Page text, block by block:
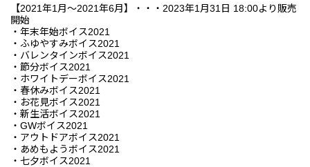
【2021年1月～2021年6月】・・・2023年1月31日 18:00より販売
開始
・年末年始ボイス2021
・ふゆやすみボイス2021
・バレンタインボイス2021
・節分ボイス2021
・ホワイトデーボイス2021
・春休みボイス2021
・お花見ボイス2021
・新生活ボイス2021
・GWボイス2021
・アウトドアボイス2021
・あめもようボイス2021
・七夕ボイス2021